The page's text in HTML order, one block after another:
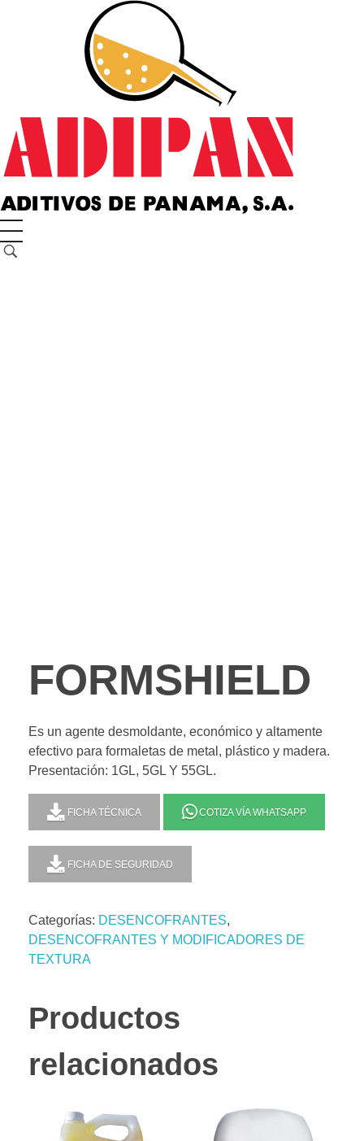
ADIPAN - Aditivos de Panamá S.A.
Productos especializados para la construcción.
FORMSHIELD
Es un agente desmoldante, económico y altamente
efectivo para formaletas de metal, plástico y madera.
Presentación: 1GL, 5GL Y 55GL.
FICHA TÉCNICA COTIZA VÍA WHATSAPP
FICHA DE SEGURIDAD
Categorías: DESENCOFRANTES,
DESENCOFRANTES Y MODIFICADORES DE
TEXTURA
Productos
relacionados